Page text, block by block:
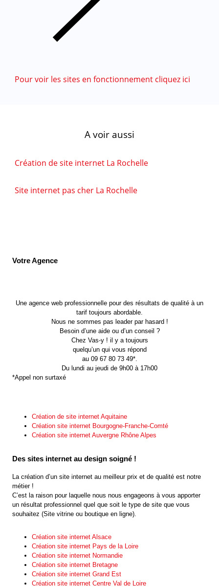
Pour voir les sites en fonctionnement cliquez ici
A voir aussi
Création de site internet La Rochelle
Site internet pas cher La Rochelle
Votre Agence
Une agence web professionnelle pour des résultats de qualité à un
tarif toujours abordable.
Nous ne sommes pas leader par hasard !
Besoin d’une aide ou d’un conseil ?
Chez Vas-y ! il y a toujours
quelqu’un qui vous répond
au 09 67 80 73 49*.
Du lundi au jeudi de 9h00 à 17h00
*Appel non surtaxé
Création de site internet Aquitaine
Création site internet Bourgogne-Franche-Comté
Création site internet Auvergne Rhône Alpes
Des sites internet au design soigné !
La création d’un site internet au meilleur prix et de qualité est notre
métier !
C’est la raison pour laquelle nous nous engageons à vous apporter
un résultat professionnel quel que soit le type de site que vous
souhaitez (Site vitrine ou boutique en ligne).
Création site internet Alsace
Création site internet Pays de la Loire
Création site internet Normandie
Création site internet Bretagne
Création site internet Grand Est
Création site internet Centre Val de Loire